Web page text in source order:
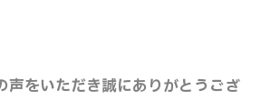
声をいただき誠にありがとうござ